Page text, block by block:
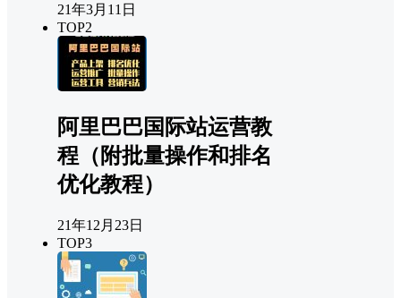
21年3月11日
TOP2
阿里巴巴国际站运营教
程（附批量操作和排名
优化教程）
21年12月23日
TOP3